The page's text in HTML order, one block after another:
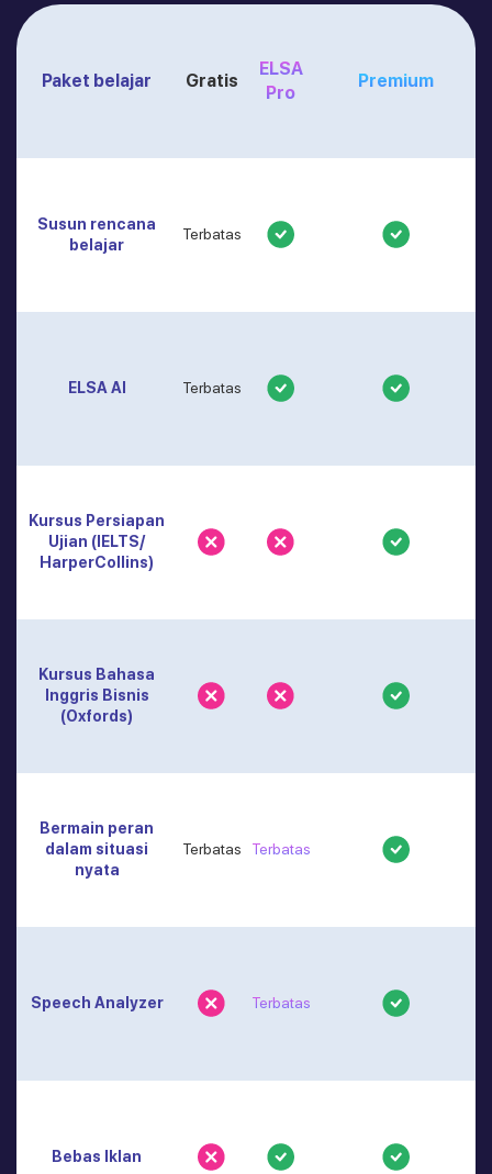
Paket belajar Gratis
ELSA
Pro
Premium
Susun rencana
belajar
Terbatas
ELSA AI Terbatas
Kursus Persiapan
Ujian (IELTS/
HarperCollins)
Kursus Bahasa
Inggris Bisnis
(Oxfords)
Bermain peran
dalam situasi
nyata
Terbatas Terbatas
Speech Analyzer Terbatas
Bebas Iklan